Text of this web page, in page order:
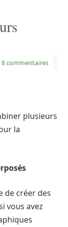
8 commentaires
plusieurs
la
de créer des
vous avez